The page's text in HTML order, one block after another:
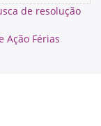
de resolução
Ação Férias